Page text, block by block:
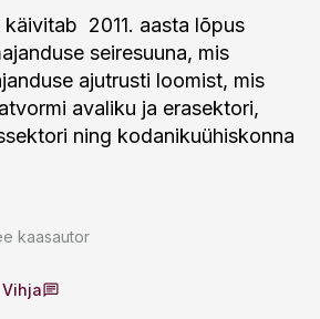
2011. aasta lõpus
seiresuuna, mis
ajutrusti loomist, mis
avaliku ja erasektori,
ning kodanikuühiskonna
kaasautor
Vihja